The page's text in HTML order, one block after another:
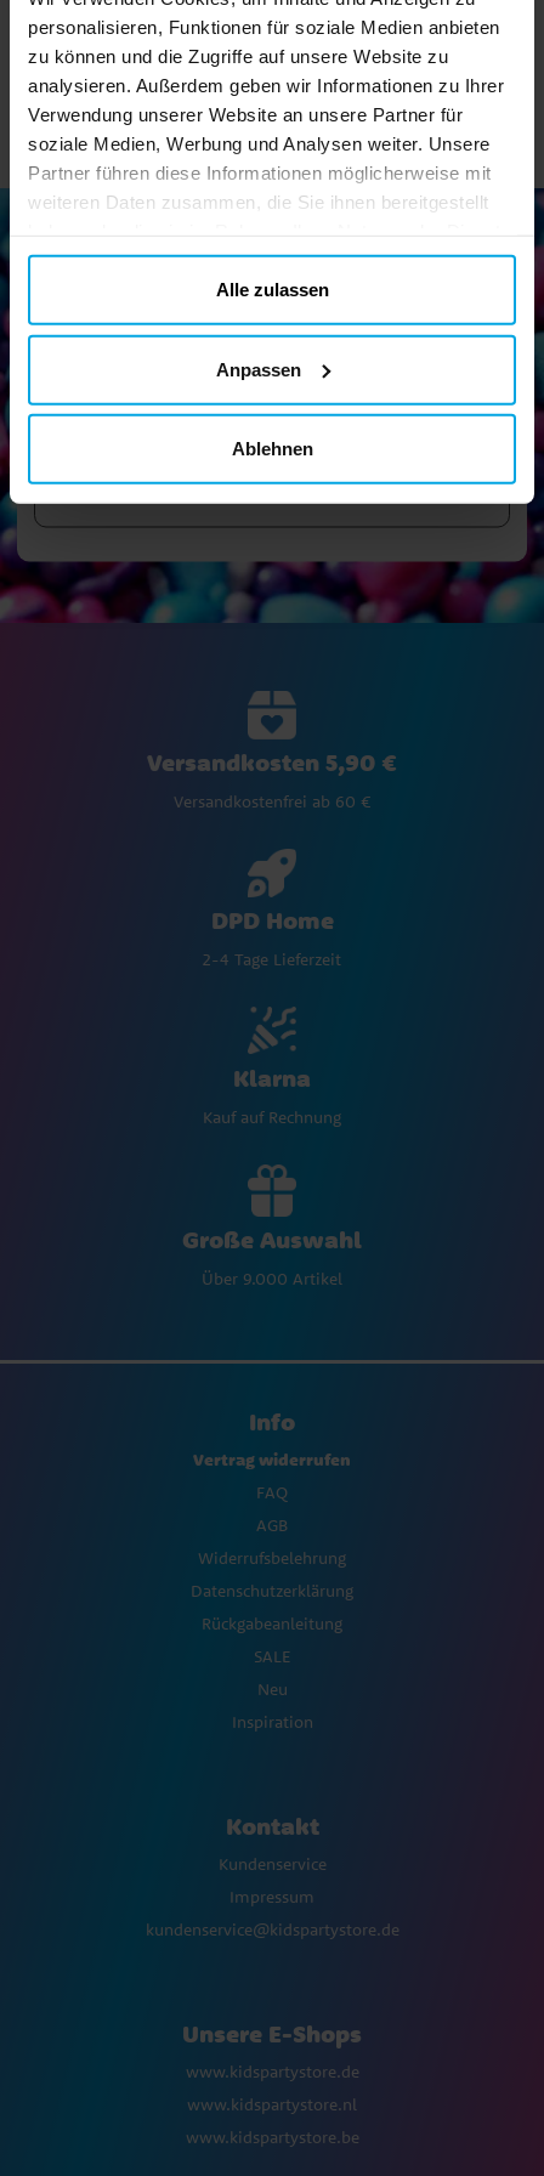
personalisieren, Funktionen für soziale Medien anbieten
zu können und die Zugriffe auf unsere Website zu
analysieren. Außerdem geben wir Informationen zu Ihrer
Verwendung unserer Website an unsere Partner für
soziale Medien, Werbung und Analysen weiter. Unsere
Partner führen diese Informationen möglicherweise mit
weiteren Daten zusammen, die Sie ihnen bereitgestellt
gesammelt haben. Ihre Einwilligung können Sie jederzeit.
Alle zulassen
Anpassen
Ablehnen
IN DEN KORB IN DEN KORB
Newsletter!
Melden Sie sich für unseren Newsletter an und erhalten Sie
tolle Tipps und Angebote
Versandkosten 5,90 €
Versandkostenfrei ab 60 €
DPD Home
2-4 Tage Lieferzeit
Klarna
Kauf auf Rechnung
Große Auswahl
Über 9.000 Artikel
Info
Vertrag widerrufen
FAQ
AGB
Widerrufsbelehrung
Datenschutzerklärung
Rückgabeanleitung
SALE
Neu
Inspiration
Kontakt
Kundenservice
Impressum
kundenservice@kidspartystore.de
Unsere E-Shops
www.kidspartystore.de
www.kidspartystore.nl
www.kidspartystore.be